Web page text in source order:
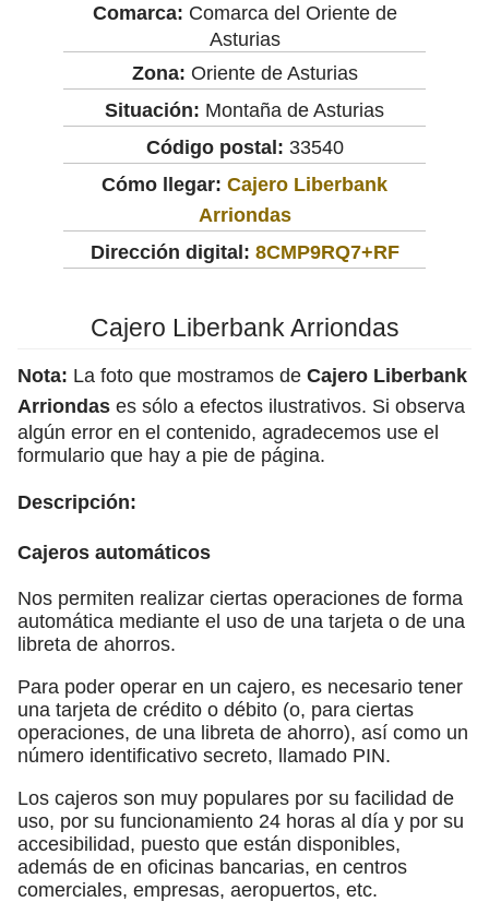
Comarca: Comarca del Oriente de
Asturias
Zona: Oriente de Asturias
Situación: Montaña de Asturias
Código postal: 33540
Cómo llegar: Cajero Liberbank
Arriondas
Dirección digital: 8CMP9RQ7+RF
Cajero Liberbank Arriondas
Nota: La foto que mostramos de Cajero Liberbank
Arriondas es sólo a efectos ilustrativos. Si observa
algún error en el contenido, agradecemos use el
formulario que hay a pie de página.
Descripción:
Cajeros automáticos
Nos permiten realizar ciertas operaciones de forma
automática mediante el uso de una tarjeta o de una
libreta de ahorros.
Para poder operar en un cajero, es necesario tener
una tarjeta de crédito o débito (o, para ciertas
operaciones, de una libreta de ahorro), así como un
número identificativo secreto, llamado PIN.
Los cajeros son muy populares por su facilidad de
uso, por su funcionamiento 24 horas al día y por su
accesibilidad, puesto que están disponibles,
además de en oficinas bancarias, en centros
comerciales, empresas, aeropuertos, etc.